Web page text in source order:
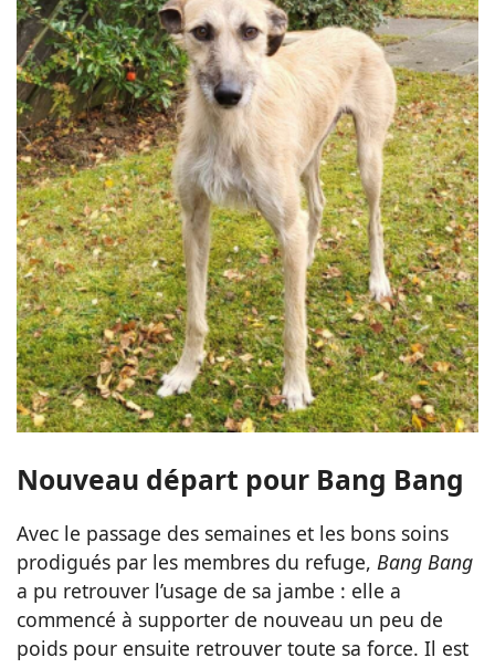
Nouveau départ pour Bang Bang
Avec le passage des semaines et les bons soins
prodigués par les membres du refuge, Bang Bang
a pu retrouver l’usage de sa jambe : elle a
commencé à supporter de nouveau un peu de
poids pour ensuite retrouver toute sa force. Il est